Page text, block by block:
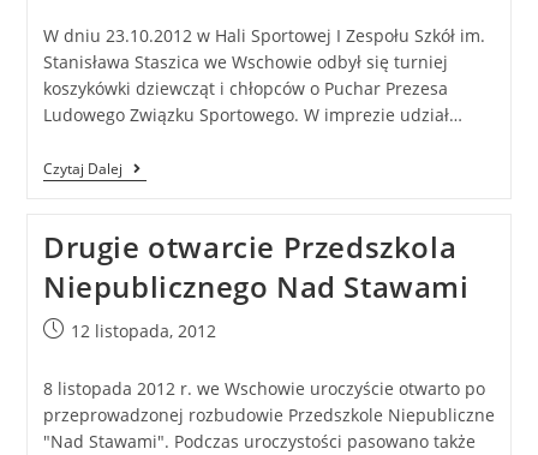
W dniu 23.10.2012 w Hali Sportowej I Zespołu Szkół im.
Stanisława Staszica we Wschowie odbył się turniej
koszykówki dziewcząt i chłopców o Puchar Prezesa
Ludowego Związku Sportowego. W imprezie udział…
Czytaj Dalej
Drugie otwarcie Przedszkola
Niepublicznego Nad Stawami
12 listopada, 2012
8 listopada 2012 r. we Wschowie uroczyście otwarto po
przeprowadzonej rozbudowie Przedszkole Niepubliczne
"Nad Stawami". Podczas uroczystości pasowano także